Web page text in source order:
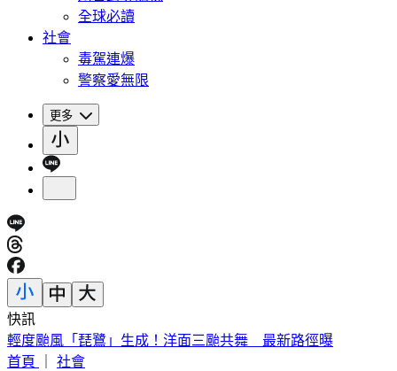
全球必讀
社會
毒駕連爆
警察愛無限
更多
快訊
詐團下重本「先發薪」再收割 打工女領薪2個月反倒貼50萬
首頁
社會